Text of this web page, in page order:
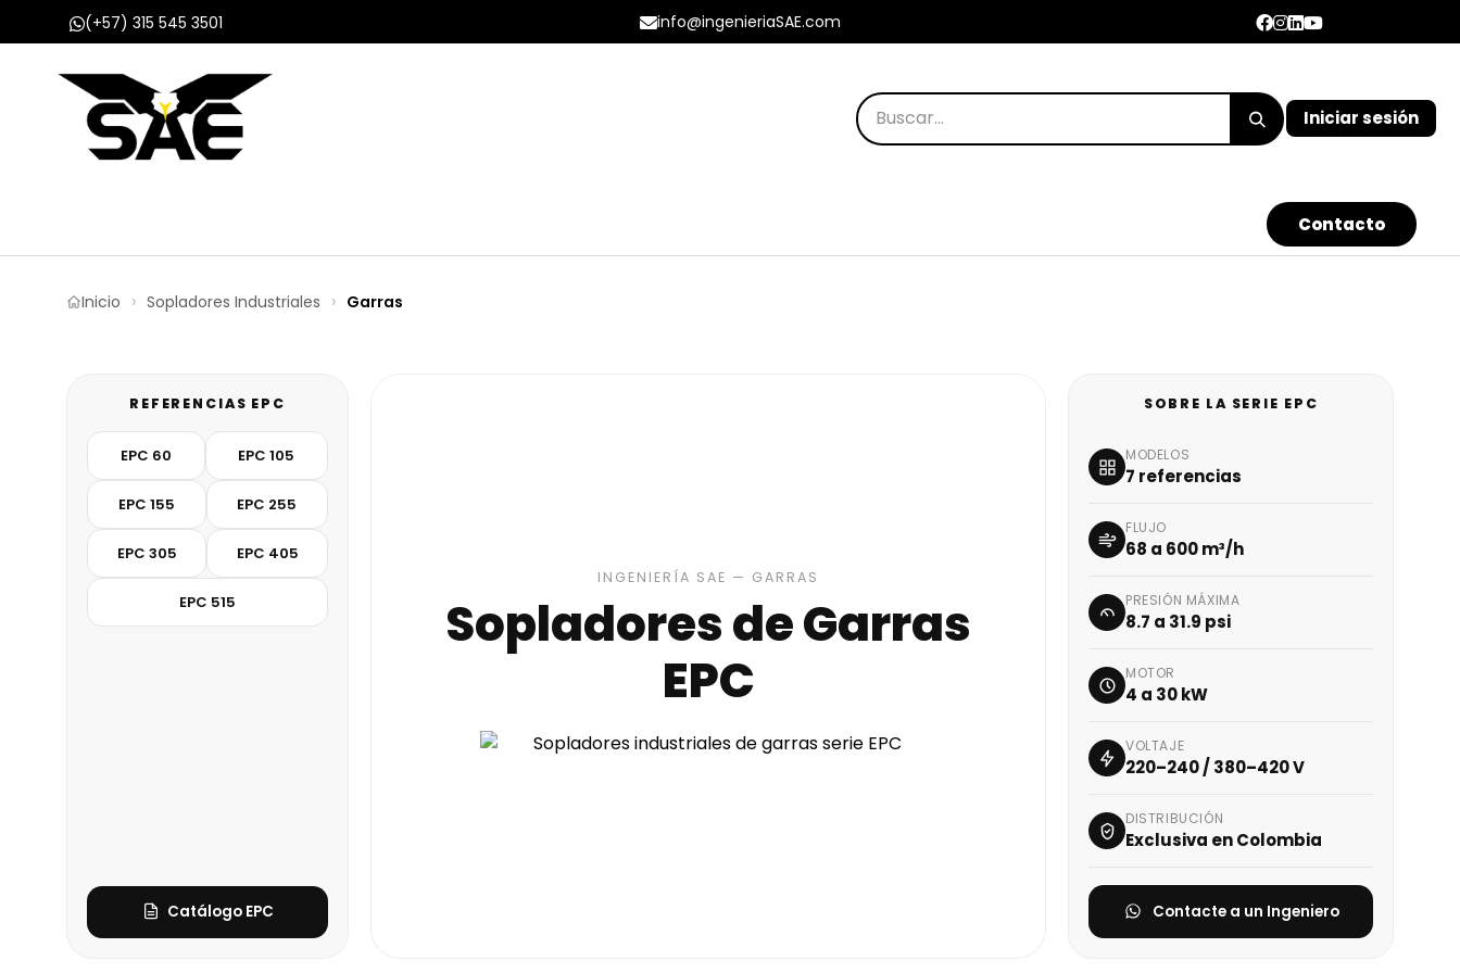
(+57) 315 545 3501 info@ingenieriaSAE.com
Iniciar sesión
Con​​​​​​tacto
Inicio Sopladores Industriales Garras
REFERENCIAS EPC
EPC 60 EPC 105
EPC 155 EPC 255
EPC 305 EPC 405
EPC 515
Catálogo EPC
INGENIERÍA SAE — GARRAS
Sopladores de Garras
EPC
SOBRE LA SERIE EPC
MODELOS
7 referencias
FLUJO
68 a 600 m³/h
PRESIÓN MÁXIMA
8.7 a 31.9 psi
MOTOR
4 a 30 kW
VOLTAJE
220–240 / 380–420 V
DISTRIBUCIÓN
Exclusiva en Colombia
Contacte a un Ingeniero